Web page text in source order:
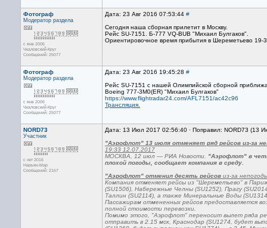
Фотограф
Модератор раздела
с янв 2006
Чкаловский-Круг
Сообщений: 25077
Дата: 23 Авг 2016 07:53:44 #
Сегодня наша сборная прилетит в Москву.
Рейс SU-7151. Б-777 VQ-BUB "Михаил Булгаков".
Ориентировочное время прибытия в Шереметьево 19-
Фотограф
Модератор раздела
с янв 2006
Чкаловский-Круг
Сообщений: 25077
Дата: 23 Авг 2016 19:45:28 #
Рейс SU-7151 с нашей Олимпийской сборной
Boeing 777-3M0(ER) "Михаил Булгаков"
https://www.flightradar24.com/AFL7151/ac42c96
Трансляция.
NORD73
Участник
с окт 2016
Нарьян-Мар
Сообщений: 2167
Дата: 13 Июл 2017 02:56:40 · Поправил: NORD73 (13
"Аэрофлот" 13 июля отменяет ряд рейсов из-за
19:33 12.07.2017
МОСКВА, 12 июл — РИА Новости. "Аэрофлот" в
плохой погоды, сообщает компания в среду.
"Аэрофлот" отменил десять рейсов из-за
Компания отменяет рейсы из "Шереметьево" в
(SU1506), Набережные Челны (SU1252), Прагу
Таллин (SU2114), а также Минеральные Воды
Пассажирам отмененных рейсов предоставляется
полной стоимости перевозки.
Помимо этого, "Аэрофлот" переносит вылет ряда
отправить в 2.15 мск, Краснодар (SU1274, будет